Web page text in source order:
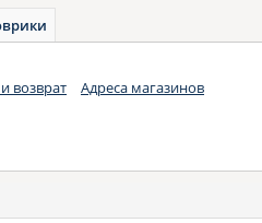
возврат Адреса магазинов